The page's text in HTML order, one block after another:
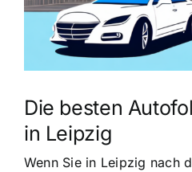
Die besten
in Leipzig
Wenn Sie in Leipzig nach